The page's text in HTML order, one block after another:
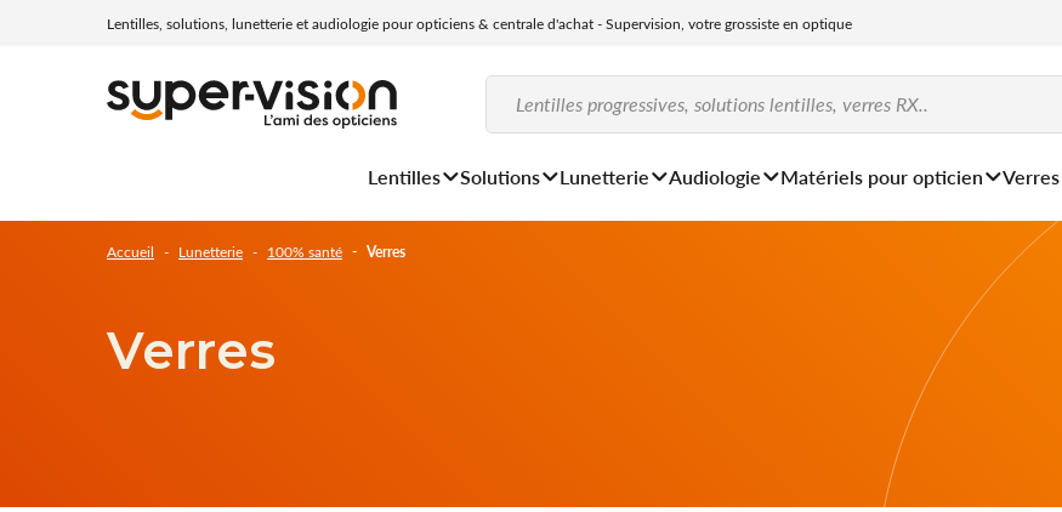
Lentilles, solutions, lunetterie et audiologie pour opticiens & centrale d'achat - Supervision, votre grossiste en optique
Lentilles Solutions Lunetterie Audiologie Matériels pour opticien Verres
Accueil Lunetterie 100% santé Verres
Verres